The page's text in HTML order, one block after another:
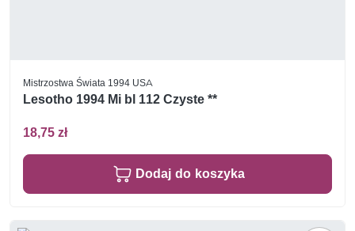
Mistrzostwa Świata 1994 USA
Lesotho 1994 Mi bl 112 Czyste **
18,75 zł
Dodaj do koszyka